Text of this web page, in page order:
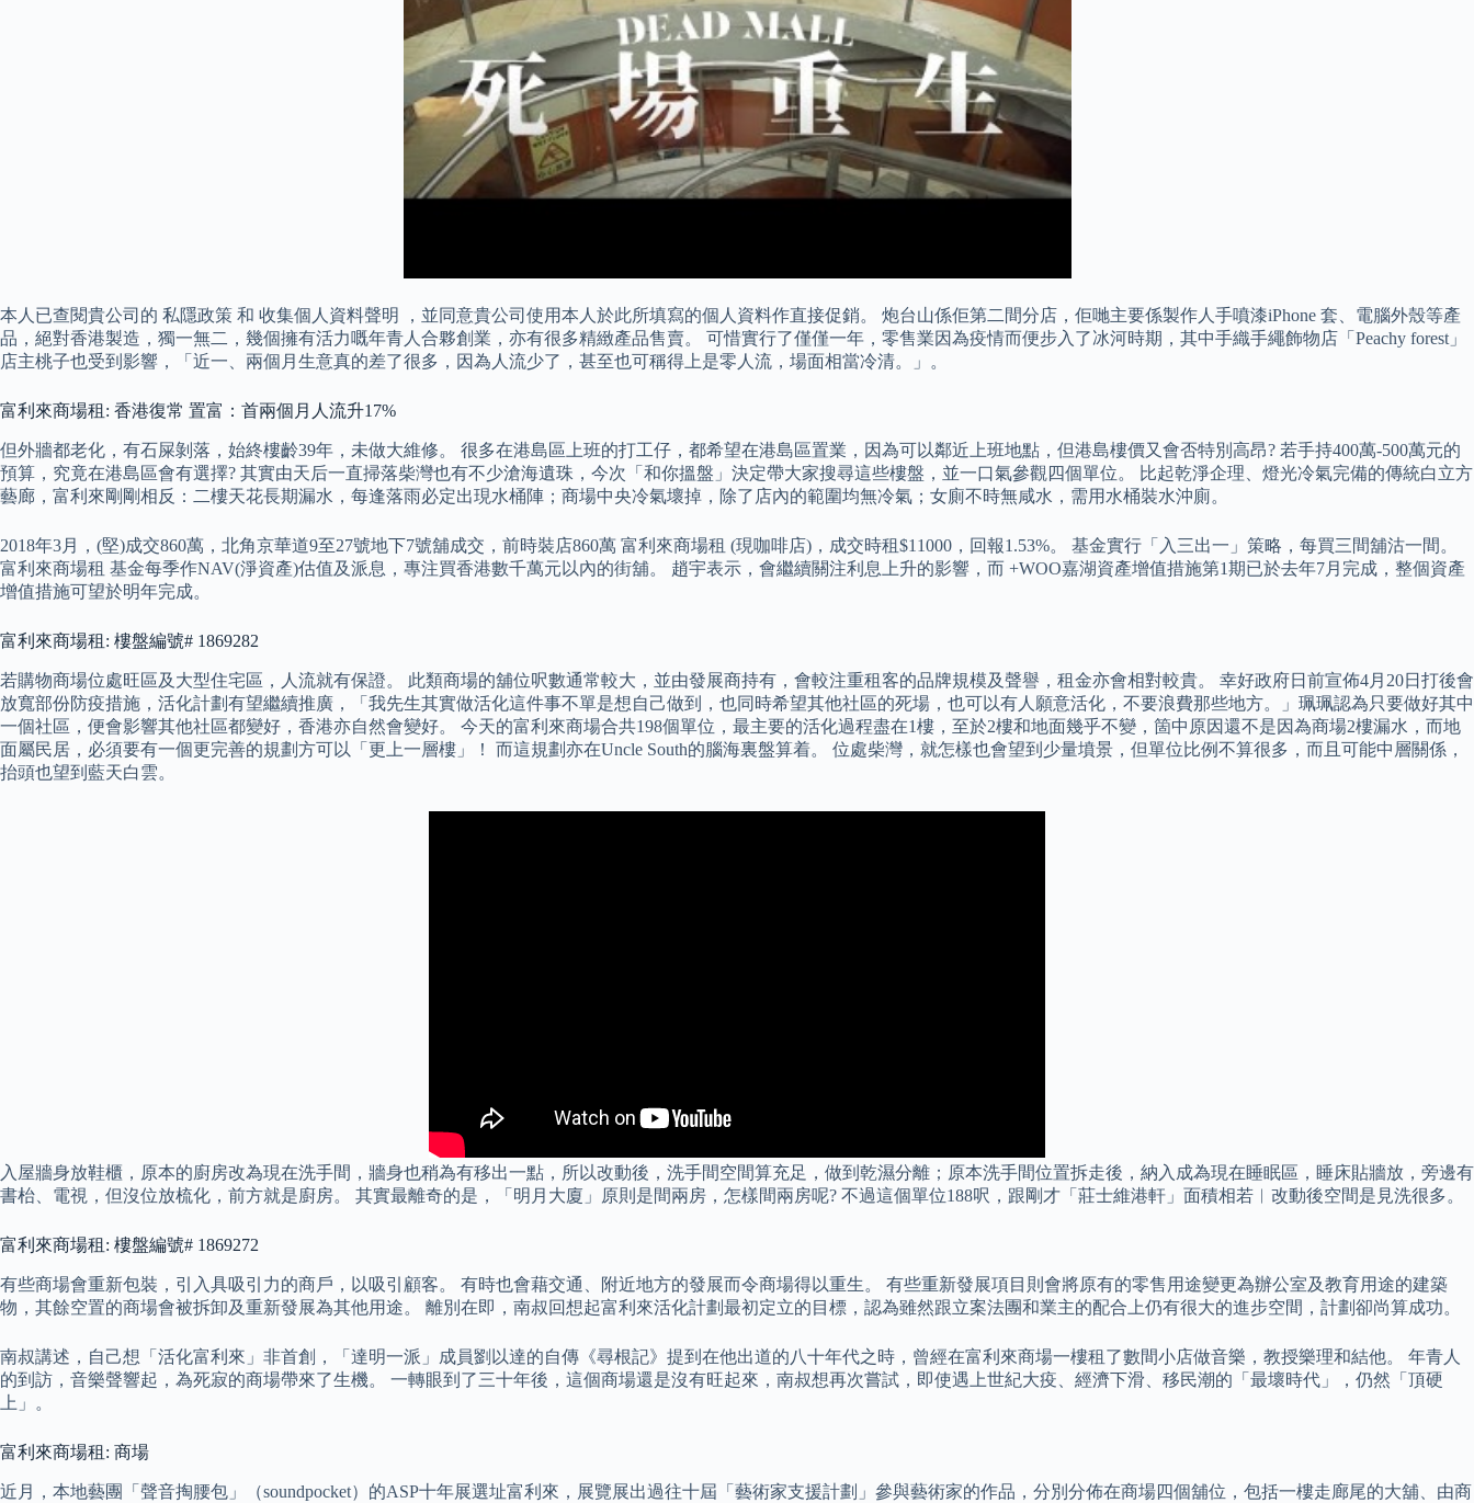
本人已查閱貴公司的 私隱政策 和 收集個人資料聲明 ，並同意貴公司使用本人於此所填寫的個人資料作直接促銷。 炮台山係佢第二間分店，佢哋主要係製作人手噴漆iPhone 套、電腦外殼等產
品，絕對香港製造，獨一無二，幾個擁有活力嘅年青人合夥創業，亦有很多精緻產品售賣。 可惜實行了僅僅一年，零售業因為疫情而便步入了冰河時期，其中手織手繩飾物店「Peachy forest」
店主桃子也受到影響，「近一、兩個月生意真的差了很多，因為人流少了，甚至也可稱得上是零人流，場面相當冷清。」。
富利來商場租: 香港復常 置富：首兩個月人流升17%
但外牆都老化，有石屎剝落，始終樓齡39年，未做大維修。 很多在港島區上班的打工仔，都希望在港島區置業，因為可以鄰近上班地點，但港島樓價又會否特別高昂? 若手持400萬-500萬元的
預算，究竟在港島區會有選擇? 其實由天后一直掃落柴灣也有不少滄海遺珠，今次「和你搵盤」決定帶大家搜尋這些樓盤，並一口氣參觀四個單位。 比起乾淨企理、燈光冷氣完備的傳統白立方
藝廊，富利來剛剛相反：二樓天花長期漏水，每逢落雨必定出現水桶陣；商場中央冷氣壞掉，除了店內的範圍均無冷氣；女廁不時無咸水，需用水桶裝水沖廁。
2018年3月，(堅)成交860萬，北角京華道9至27號地下7號舖成交，前時裝店860萬 富利來商場租 (現咖啡店)，成交時租$11000，回報1.53%。 基金實行「入三出一」策略，每買三間舖沽一間。
富利來商場租 基金每季作NAV(淨資產)估值及派息，專注買香港數千萬元以內的街舖。 趙宇表示，會繼續關注利息上升的影響，而 +WOO嘉湖資產增值措施第1期已於去年7月完成，整個資產
增值措施可望於明年完成。
富利來商場租: 樓盤編號# 1869282
若購物商場位處旺區及大型住宅區，人流就有保證。 此類商場的舖位呎數通常較大，並由發展商持有，會較注重租客的品牌規模及聲譽，租金亦會相對較貴。 幸好政府日前宣佈4月20日打後會
放寬部份防疫措施，活化計劃有望繼續推廣，「我先生其實做活化這件事不單是想自己做到，也同時希望其他社區的死場，也可以有人願意活化，不要浪費那些地方。」珮珮認為只要做好其中
一個社區，便會影響其他社區都變好，香港亦自然會變好。 今天的富利來商場合共198個單位，最主要的活化過程盡在1樓，至於2樓和地面幾乎不變，箇中原因還不是因為商場2樓漏水，而地
面屬民居，必須要有一個更完善的規劃方可以「更上一層樓」！ 而這規劃亦在Uncle South的腦海裏盤算着。 位處柴灣，就怎樣也會望到少量墳景，但單位比例不算很多，而且可能中層關係，
抬頭也望到藍天白雲。
入屋牆身放鞋櫃，原本的廚房改為現在洗手間，牆身也稍為有移出一點，所以改動後，洗手間空間算充足，做到乾濕分離；原本洗手間位置拆走後，納入成為現在睡眠區，睡床貼牆放，旁邊有
書枱、電視，但沒位放梳化，前方就是廚房。 其實最離奇的是，「明月大廈」原則是間兩房，怎樣間兩房呢? 不過這個單位188呎，跟剛才「莊士維港軒」面積相若︳改動後空間是見洗很多。
富利來商場租: 樓盤編號# 1869272
有些商場會重新包裝，引入具吸引力的商戶，以吸引顧客。 有時也會藉交通、附近地方的發展而令商場得以重生。 有些重新發展項目則會將原有的零售用途變更為辦公室及教育用途的建築
物，其餘空置的商場會被拆卸及重新發展為其他用途。 離別在即，南叔回想起富利來活化計劃最初定立的目標，認為雖然跟立案法團和業主的配合上仍有很大的進步空間，計劃卻尚算成功。
南叔講述，自己想「活化富利來」非首創，「達明一派」成員劉以達的自傳《尋根記》提到在他出道的八十年代之時，曾經在富利來商場一樓租了數間小店做音樂，教授樂理和結他。 年青人
的到訪，音樂聲響起，為死寂的商場帶來了生機。 一轉眼到了三十年後，這個商場還是沒有旺起來，南叔想再次嘗試，即使遇上世紀大疫、經濟下滑、移民潮的「最壞時代」，仍然「頂硬
上」。
富利來商場租: 商場
近月，本地藝團「聲音掏腰包」（soundpocket）的ASP十年展選址富利來，展覽展出過往十屆「藝術家支援計劃」參與藝術家的作品，分別分佈在商場四個舖位，包括一樓走廊尾的大舖、由商